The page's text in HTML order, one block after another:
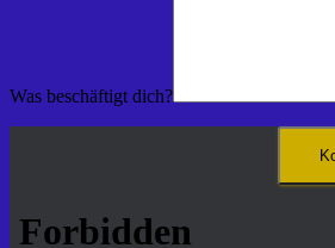
Was beschäftigt dich?